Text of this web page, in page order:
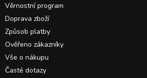
Věrnostní program
Doprava zboží
Způsob platby
Ověřeno zákazníky
Vše o nákupu
Časté dotazy